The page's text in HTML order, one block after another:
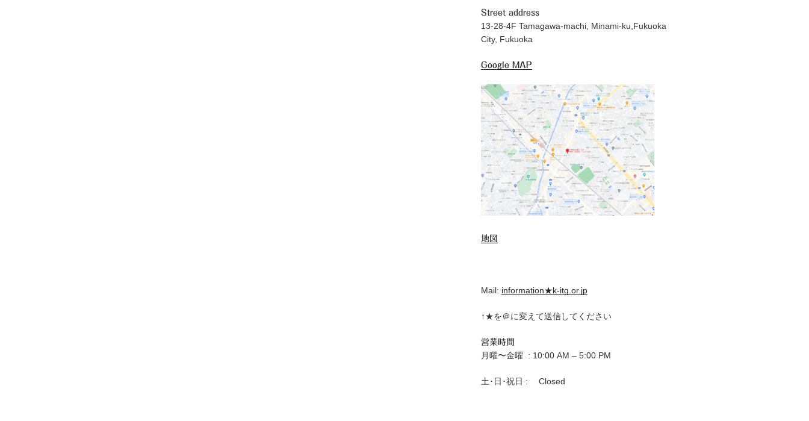
Street address
13-28-4F Tamagawa-machi, Minami-ku,Fukuoka
City, Fukuoka
Google MAP
地図
Mail: information★k-itg.or.jp
↑★を＠に変えて送信してください
営業時間
月曜〜金曜 : 10:00 AM – 5:00 PM
土･日･祝日 : Closed